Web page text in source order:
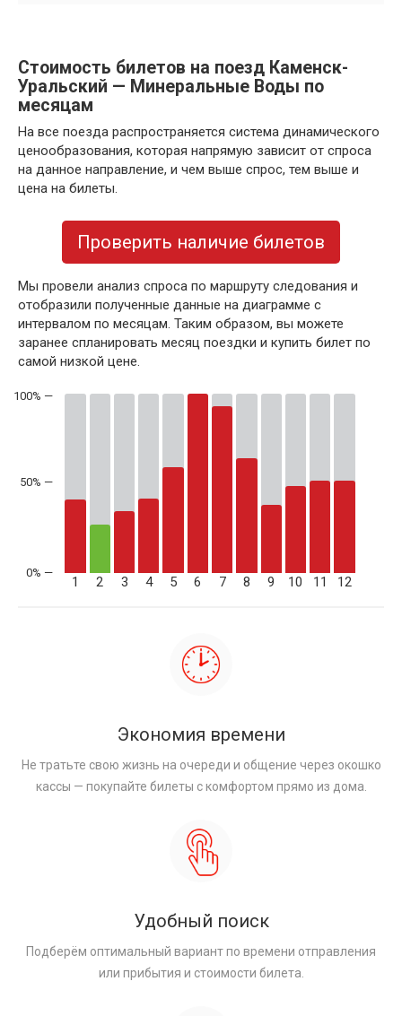
Стоимость билетов на поезд Каменск-
Уральский — Минеральные Воды по
месяцам
На все поезда распространяется система динамического
ценообразования, которая напрямую зависит от спроса
на данное направление, и чем выше спрос, тем выше и
цена на билеты.
Проверить наличие билетов
Мы провели анализ спроса по маршруту следования и
отобразили полученные данные на диаграмме с
интервалом по месяцам. Таким образом, вы можете
заранее спланировать месяц поездки и купить билет по
самой низкой цене.
50% —
1 2 3 4 5 6 7 8 9 10 11 12
Экономия времени
Не тратьте свою жизнь на очереди и общение через окошко
кассы — покупайте билеты с комфортом прямо из дома.
Удобный поиск
Подберём оптимальный вариант по времени отправления
или прибытия и стоимости билета.